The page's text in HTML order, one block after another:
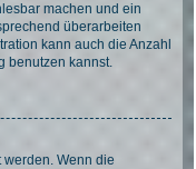
machen und ein
überarbeiten
kann auch die Anzahl
benutzen kannst.
Wenn die